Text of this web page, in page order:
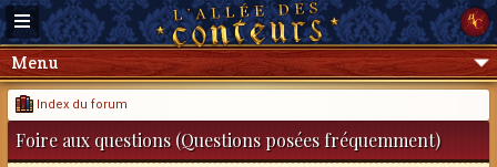
Menu
Index du forum
Foire aux questions (Questions posées fréquemment)